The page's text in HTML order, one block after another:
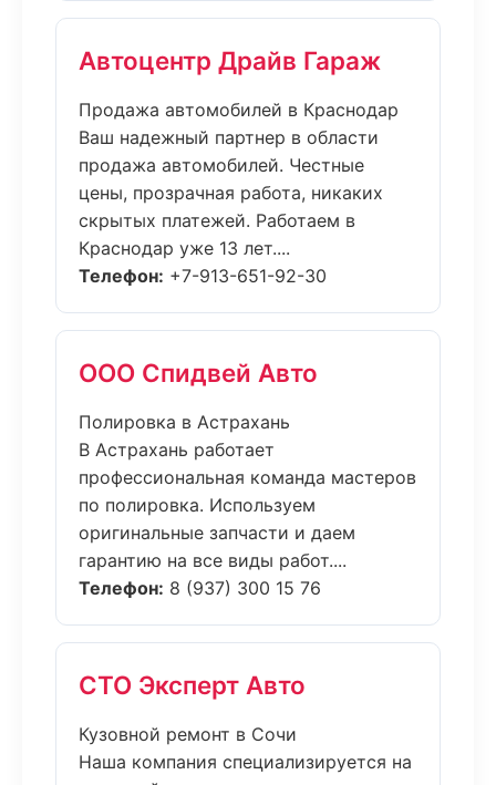
Автоцентр Драйв Гараж
Продажа автомобилей в Краснодар
Ваш надежный партнер в области
продажа автомобилей. Честные
цены, прозрачная работа, никаких
скрытых платежей. Работаем в
Краснодар уже 13 лет....
Телефон: +7-913-651-92-30
ООО Спидвей Авто
Полировка в Астрахань
В Астрахань работает
профессиональная команда мастеров
по полировка. Используем
оригинальные запчасти и даем
гарантию на все виды работ....
Телефон: 8 (937) 300 15 76
СТО Эксперт Авто
Кузовной ремонт в Сочи
Наша компания специализируется на